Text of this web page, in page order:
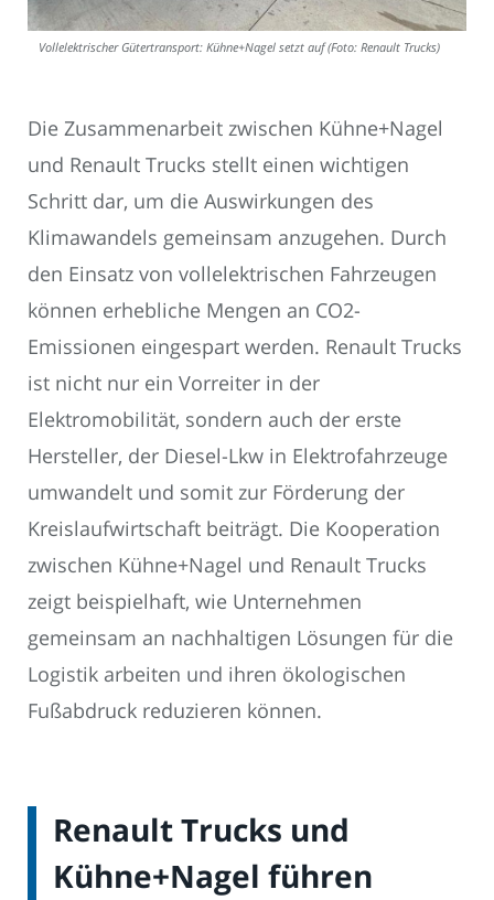
Vollelektrischer Gütertransport: Kühne+Nagel setzt auf (Foto: Renault Trucks)
Die Zusammenarbeit zwischen Kühne+Nagel
und Renault Trucks stellt einen wichtigen
Schritt dar, um die Auswirkungen des
Klimawandels gemeinsam anzugehen. Durch
den Einsatz von vollelektrischen Fahrzeugen
können erhebliche Mengen an CO2-
Emissionen eingespart werden. Renault Trucks
ist nicht nur ein Vorreiter in der
Elektromobilität, sondern auch der erste
Hersteller, der Diesel-Lkw in Elektrofahrzeuge
umwandelt und somit zur Förderung der
Kreislaufwirtschaft beiträgt. Die Kooperation
zwischen Kühne+Nagel und Renault Trucks
zeigt beispielhaft, wie Unternehmen
gemeinsam an nachhaltigen Lösungen für die
Logistik arbeiten und ihren ökologischen
Fußabdruck reduzieren können.
Renault Trucks und
Kühne+Nagel führen